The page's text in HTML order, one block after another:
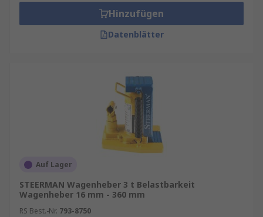
Hinzufügen
Datenblätter
Auf Lager
STEERMAN Wagenheber 3 t Belastbarkeit
Wagenheber 16 mm - 360 mm
RS Best.-Nr. 793-8750